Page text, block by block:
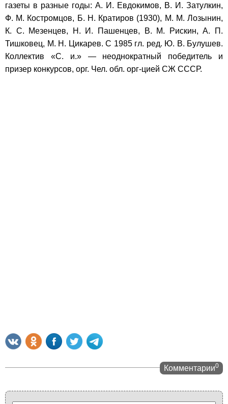
газеты в разные годы: А. И. Евдокимов, В. И. Затулкин,
Ф. М. Костромцов, Б. Н. Кратиров (1930), М. М. Лозынин,
К. С. Мезенцев, Н. И. Пашенцев, В. М. Рискин, А. П.
Тишковец, М. Н. Цикарев. С 1985 гл. ред. Ю. В. Булушев.
Коллектив «С. и.» — неоднократный победитель и
призер конкурсов, орг. Чел. обл. орг-цией СЖ СССР.
Комментарии0